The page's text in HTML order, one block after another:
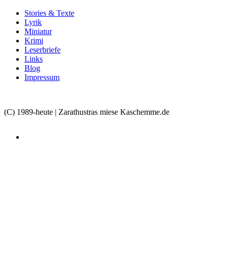
Stories & Texte
Lyrik
Miniatur
Krimi
Leserbriefe
Links
Blog
Impressum
(C) 1989-heute | Zarathustras miese Kaschemme.de